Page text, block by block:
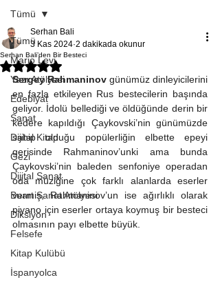
Tümü
Mario Levi
Yazı Atölyesi
Edebiyat
Sanat
Dijital Kitap
Gezi
Dijital Sanat
Buart Sanat Atölyesi
Diksiyon
Felsefe
Kitap Kulübü
İspanyolca
Tümü
Serhan Bali’den Bir Besteci
Serhan Bali
3 Kas 2024 2 dakikada okunur
5 üzerinden NaN yıldız
Sergey Rahmaninov günümüz dinleyicilerini
en fazla etkileyen Rus bestecilerin başında
geliyor. İdolü bellediği ve öldüğünde derin bir
kedere kapıldığı Çaykovski’nin günümüzde
sahip olduğu popülerliğin elbette epeyi
gerisinde Rahmaninov’unki ama bunda
Çaykovski’nin baleden senfoniye operadan
oda müziğine çok farklı alanlarda eserler
vermiş, Rahmaninov’un ise ağırlıklı olarak
piyano için eserler ortaya koymuş bir besteci
olmasının payı elbette büyük.